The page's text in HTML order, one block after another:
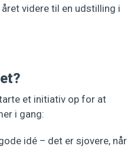
videre til en udstilling i
et initiativ op for at
i gang:
idé – det er sjovere, når